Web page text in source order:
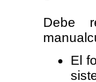
Debe
El